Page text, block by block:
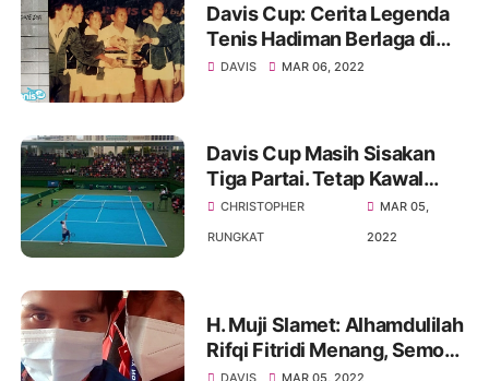
Davis Cup: Cerita Legenda
Tenis Hadiman Berlaga di
Grup Dunia
DAVIS MAR 06, 2022
Davis Cup Masih Sisakan
Tiga Partai. Tetap Kawal
Perjuangan Garuda Tenis
Merah Putih !
CHRISTOPHER
RUNGKAT
MAR 05,
2022
H. Muji Slamet: Alhamdulilah
Rifqi Fitridi Menang, Semoga
Team Davis Cup Indonesia
DAVIS MAR 05, 2022